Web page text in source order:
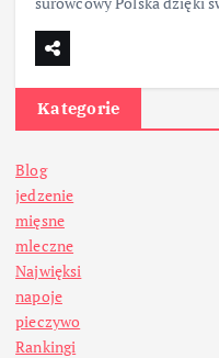
Kategorie
Blog
jedzenie
mięsne
mleczne
Najwięksi
napoje
pieczywo
Rankingi